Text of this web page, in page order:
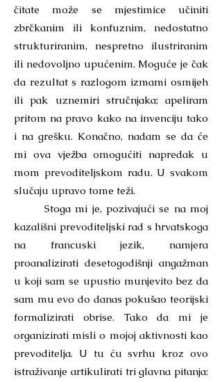
čitate može se mjestimice učiniti
zbrčkanim ili konfuznim, nedostatno
strukturiranim, nespretno ilustriranim
ili nedovoljno upućenim. Moguće je čak
da rezultat s razlogom izmami osmijeh
ili pak uznemiri stručnjaka; apeliram
pritom na pravo kako na invenciju tako
i na grešku. Konačno, nadam se da će
mi ova vježba omogućiti napredak u
mom prevoditeljskom radu. U svakom
slučaju upravo tome teži.
Stoga mi je, pozivajući se na moj
kazališni prevoditeljski rad s hrvatskoga
na francuski jezik, namjera
proanalizirati desetogodišnji angažman
u koji sam se upustio munjevito bez da
sam mu evo do danas pokušao teorijski
formalizirati obrise. Tako da mi je
organizirati misli o mojoj aktivnosti kao
prevoditelja. U tu ću svrhu kroz ovo
istraživanje artikulirati tri glavna pitanja: